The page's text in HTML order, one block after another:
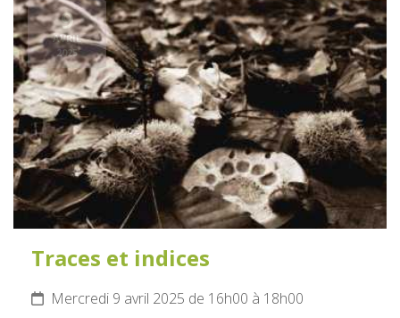
9
AVRIL
2025
Traces et indices
Mercredi 9 avril 2025 de 16h00 à 18h00